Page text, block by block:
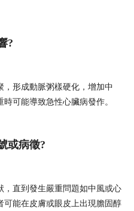
?
形成動脈粥樣硬化，增加中
可能導致急性心臟病發作。
或病徵?
直到發生嚴重問題如中風或心
能在皮膚或眼皮上出現膽固醇